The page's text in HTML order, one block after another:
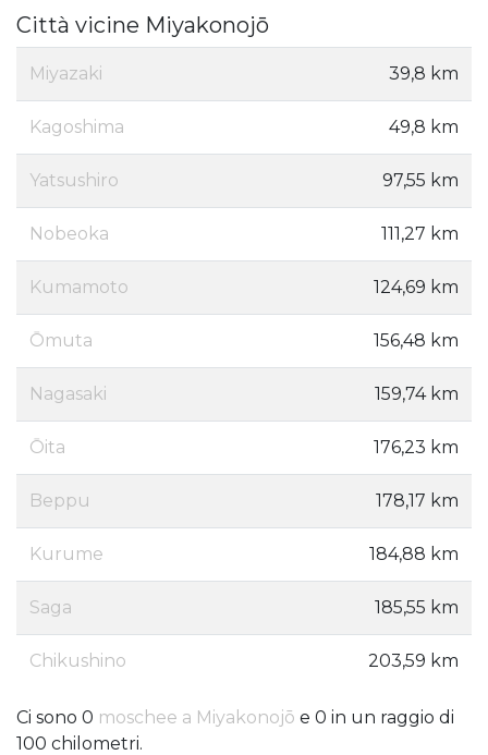
Città vicine Miyakonojō
Miyazaki 39,8 km
Kagoshima 49,8 km
Yatsushiro 97,55 km
Nobeoka 111,27 km
Kumamoto 124,69 km
Ōmuta 156,48 km
Nagasaki 159,74 km
Ōita 176,23 km
Beppu 178,17 km
Kurume 184,88 km
Saga 185,55 km
Chikushino 203,59 km
Ci sono 0 moschee a Miyakonojō e 0 in un raggio di
100 chilometri.